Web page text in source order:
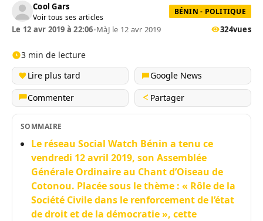
Cool Gars
Voir tous ses articles
BÉNIN - POLITIQUE
Le 12 avr 2019 à 22:06•MàJ le 12 avr 2019 324vues
3 min de lecture
Lire plus tard
Google News
Commenter
Partager
SOMMAIRE
Le réseau Social Watch Bénin a tenu ce
vendredi 12 avril 2019, son Assemblée
Générale Ordinaire au Chant d’Oiseau de
Cotonou. Placée sous le thème : « Rôle de la
Société Civile dans le renforcement de l’état
de droit et de la démocratie », cette